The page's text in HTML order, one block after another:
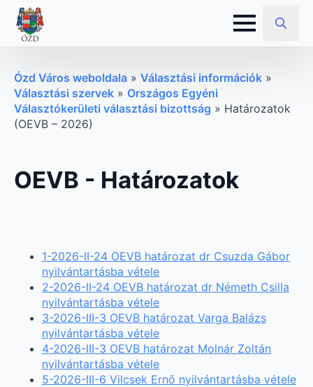
Ózd Város weboldala » Választási információk »
Választási szervek » Országos Egyéni
Választókerületi választási bizottság » Határozatok
(OEVB – 2026)
OEVB - Határozatok
1-2026-II-24 OEVB határozat dr Csuzda Gábor
nyilvántartásba vétele
2-2026-II-24 OEVB határozat dr Németh Csilla
nyilvántartásba vétele
3-2026-III-3 OEVB határozat Varga Balázs
nyilvántartásba vétele
4-2026-III-3 OEVB határozat Molnár Zoltán
nyilvántartásba vétele
5-2026-III-6 Vilcsek Ernő nyilvántartásba vétele